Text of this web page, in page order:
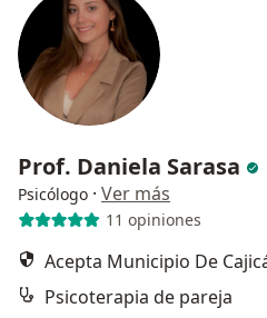
Prof. Daniela Sarasa
Psicólogo · Ver más
11 opiniones
Acepta Municipio De
Psicoterapia de pareja